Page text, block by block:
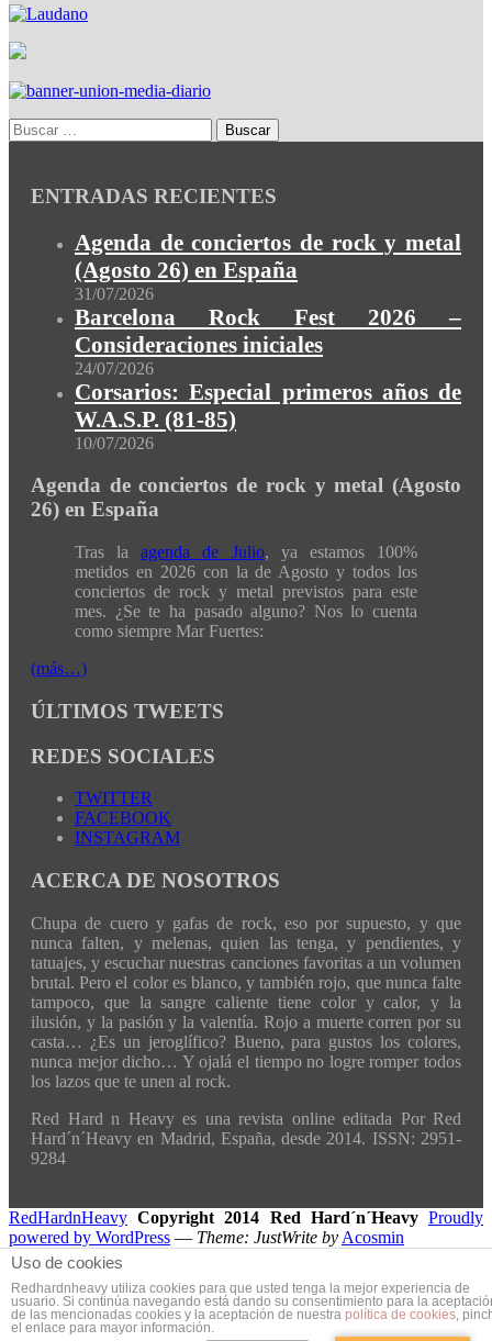
ENTRADAS RECIENTES
Agenda de conciertos de rock y metal
(Agosto 26) en España
31/07/2026
Barcelona Rock Fest 2026 –
Consideraciones iniciales
24/07/2026
Corsarios: Especial primeros años de
W.A.S.P. (81-85)
10/07/2026
Agenda de conciertos de rock y metal (Agosto
26) en España
Tras laagenda de Julio, ya estamos 100%
metidos en 2026 con la de Agosto y todos los
conciertos de rock y metal previstos para este
mes. ¿Se te ha pasado alguno? Nos lo cuenta
como siempre Mar Fuertes:
(más…)
ÚLTIMOS TWEETS
REDES SOCIALES
TWITTER
FACEBOOK
INSTAGRAM
ACERCA DE NOSOTROS
Chupa de cuero y gafas de rock, eso por supuesto, y que
nunca falten, y melenas, quien las tenga, y pendientes, y
tatuajes, y escuchar nuestras canciones favoritas a un volumen
brutal. Pero el color es blanco, y también rojo, que nunca falte
tampoco, que la sangre caliente tiene color y calor, y la
ilusión, y la pasión y la valentía. Rojo a muerte corren por su
casta… ¿Es un jeroglífico? Bueno, para gustos los colores,
nunca mejor dicho… Y ojalá el tiempo no logre romper todos
los lazos que te unen al rock.
Red Hard n Heavy es una revista online editada Por Red
Hard´n´Heavy en Madrid, España, desde 2014. ISSN: 2951-
9284
RedHardnHeavy Copyright 2014 Red Hard´n´Heavy Proudly
powered by WordPress — Theme: JustWrite by Acosmin
Uso de cookies
Redhardnheavy utiliza cookies para que usted tenga la mejor experiencia de
usuario. Si continúa navegando está dando su consentimiento para la
de las mencionadas cookies y la aceptación de nuestra política de cookies ,
el enlace para mayor información.